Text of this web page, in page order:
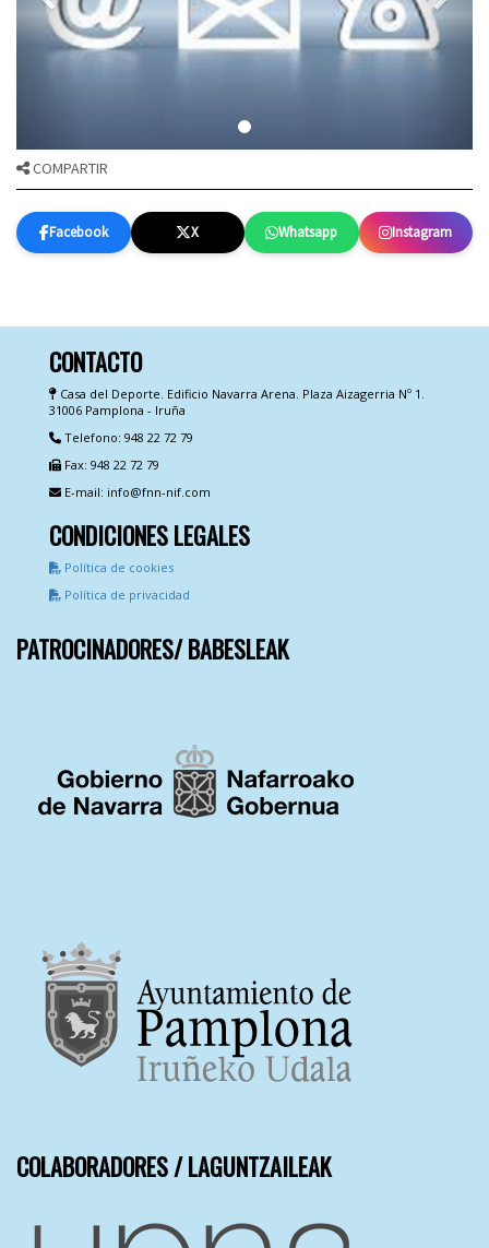
COMPARTIR
Facebook X Whatsapp Instagram
CONTACTO
Casa del Deporte. Edificio Navarra Arena. Plaza Aizagerria Nº 1.
31006 Pamplona - Iruña
Telefono: 948 22 72 79
Fax: 948 22 72 79
E-mail: info@fnn-nif.com
CONDICIONES LEGALES
Política de cookies
Política de privacidad
PATROCINADORES/ BABESLEAK
COLABORADORES / LAGUNTZAILEAK